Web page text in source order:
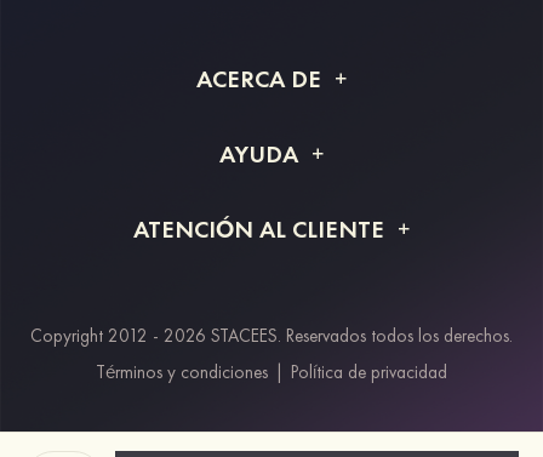
ACERCA DE
Información de envío
AYUDA
Devoluciones y reembolsos
ATENCIÓN AL CLIENTE
Métodos de pago
Klarna
Copyright 2012 - 2026 STACEES. Reservados todos los derechos.
Términos y condiciones | Política de privacidad